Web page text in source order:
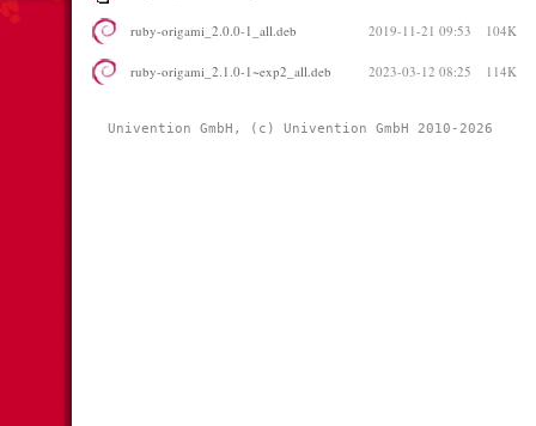
ruby-origami_2.0.0-1_all.deb 2019-11-21 09:53 104K
ruby-origami_2.1.0-1~exp2_all.deb 2023-03-12 08:25 114K
Univention GmbH, (c) Univention GmbH 2010-2026